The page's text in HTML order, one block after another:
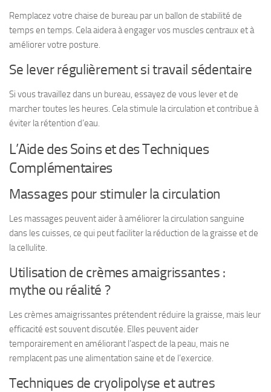
Remplacez votre chaise de bureau par un ballon de stabilité de
temps en temps. Cela aidera à engager vos muscles centraux et à
améliorer votre posture.
Se lever régulièrement si travail sédentaire
Si vous travaillez dans un bureau, essayez de vous lever et de
marcher toutes les heures. Cela stimule la circulation et contribue à
éviter la rétention d’eau.
L’Aide des Soins et des Techniques
Complémentaires
Massages pour stimuler la circulation
Les massages peuvent aider à améliorer la circulation sanguine
dans les cuisses, ce qui peut faciliter la réduction de la graisse et de
la cellulite.
Utilisation de crèmes amaigrissantes :
mythe ou réalité ?
Les crèmes amaigrissantes prétendent réduire la graisse, mais leur
efficacité est souvent discutée. Elles peuvent aider
temporairement en améliorant l’aspect de la peau, mais ne
remplacent pas une alimentation saine et de l’exercice.
Techniques de cryolipolyse et autres